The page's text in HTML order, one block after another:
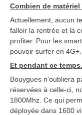
Combien de
Actuellement, aucun
falloir la rentrée et la
profiter. Pour les
pouvoir surfer en 4G+.
Et pendant ce
Bouygues n'oubliera
réservées à celle-ci,
1800Mhz. Ce qui
déployée dans 1600